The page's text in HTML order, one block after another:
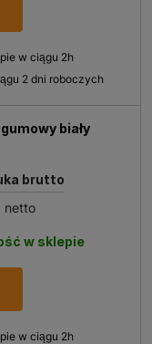
w ciągu 2h
2 dni roboczych
biały
brutto
netto
w sklepie
w ciągu 2h